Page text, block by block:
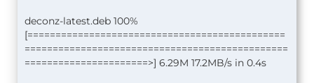
deconz-latest.deb 100%
[==============================================
===============================================
======================>] 6.29M 17.2MB/s in 0.4s